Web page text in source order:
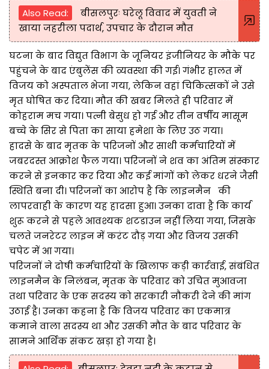
Also Read:
बीसलपुरः घरेलू विवाद में युवती ने
खाया जहरीला पदार्थ, उपचार के दौरान मौत
घटना के बाद विद्युत विभाग के जूनियर इंजीनियर के मौके पर
पहुंचने के बाद एंबुलेंस की व्यवस्था की गई। गंभीर हालत में
विजय को अस्पताल भेजा गया, लेकिन वहां चिकित्सकों ने उसे
मृत घोषित कर दिया। मौत की खबर मिलते ही परिवार में
कोहराम मच गया। पत्नी बेसुध हो गई और तीन वर्षीय मासूम
बच्चे के सिर से पिता का साया हमेशा के लिए उठ गया।
हादसे के बाद मृतक के परिजनों और साथी कर्मचारियों में
जबरदस्त आक्रोश फैल गया। परिजनों ने शव का अंतिम संस्कार
करने से इनकार कर दिया और कई मांगों को लेकर धरने जैसी
स्थिति बना दी। परिजनों का आरोप है कि लाइनमैन की
लापरवाही के कारण यह हादसा हुआ। उनका दावा है कि कार्य
शुरू करने से पहले आवश्यक शटडाउन नहीं लिया गया, जिसके
चलते जनरेटर लाइन में करंट दौड़ गया और विजय उसकी
चपेट में आ गया।
परिजनों ने दोषी कर्मचारियों के खिलाफ कड़ी कार्रवाई, संबंधित
लाइनमैन के निलंबन, मृतक के परिवार को उचित मुआवजा
तथा परिवार के एक सदस्य को सरकारी नौकरी देने की मांग
उठाई है। उनका कहना है कि विजय परिवार का एकमात्र
कमाने वाला सदस्य था और उसकी मौत के बाद परिवार के
सामने आर्थिक संकट खड़ा हो गया है।